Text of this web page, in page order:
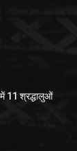
11 श्रद्धालुओं